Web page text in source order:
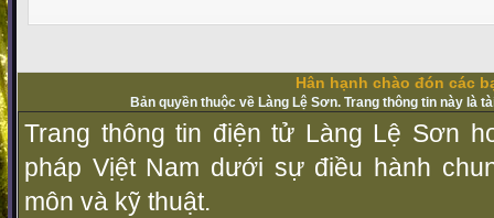
Hân hạnh chào đón các
Bản quyền thuộc về Làng Lệ Sơn. Trang thông tin này là
Trang thông tin điện tử Làng Lệ Sơn
pháp Vịệt Nam dưới sự điều hành
môn và kỹ thuật.